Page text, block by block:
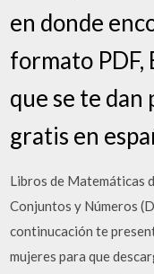
en donde
formato PDF,
que se te dan
gratis en
Libros de Matemáticas
Conjuntos y Números
continucación te
mujeres para que